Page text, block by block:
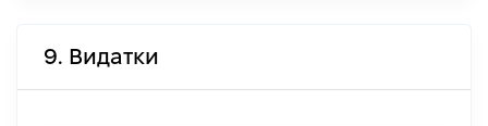
9. Видатки